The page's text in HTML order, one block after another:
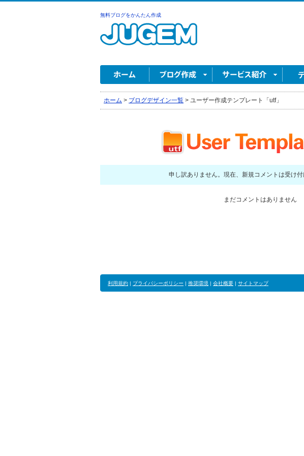
無料ブログをかんたん作成
ホーム > ブログデザイン一覧 > ユーザー作成テンプレート「utf」
申し訳ありません。現在、新規コメントは受け付
まだコメントはありません
利用規約 | プライバシーポリシー | 推奨環境 | 会社概要 | サイトマップ